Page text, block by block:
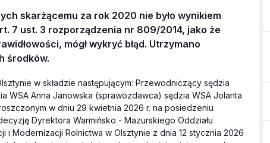
skarżącemu za rok 2020 nie było wynikiem
7 ust. 3 rozporządzenia nr 809/2014, jako że
mógł wykryć błąd. Utrzymano
środków.
w składzie następującym: Przewodniczący sędzia
WSA Anna Janowska (sprawozdawca) sędzia WSA Jolanta
w dniu 29 kwietnia 2026 r. na posiedzeniu
Dyrektora Warmińsko - Mazurskiego Oddziału
i Modernizacji Rolnictwa w Olsztynie z dnia 12 stycznia 2026